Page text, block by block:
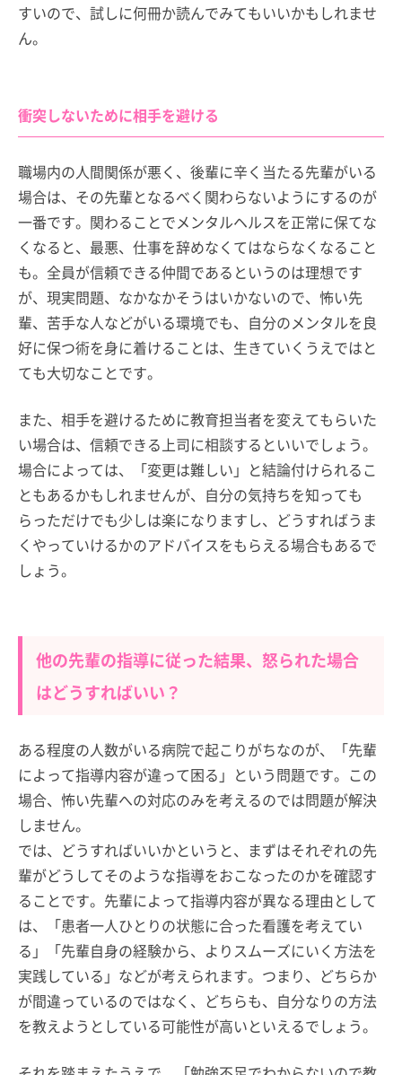
すいので、試しに何冊か読んでみてもいいかもしれませ
ん。
衝突しないために相手を避ける
職場内の人間関係が悪く、後輩に辛く当たる先輩がいる
場合は、その先輩となるべく関わらないようにするのが
一番です。関わることでメンタルヘルスを正常に保てな
くなると、最悪、仕事を辞めなくてはならなくなること
も。全員が信頼できる仲間であるというのは理想です
が、現実問題、なかなかそうはいかないので、怖い先
輩、苦手な人などがいる環境でも、自分のメンタルを良
好に保つ術を身に着けることは、生きていくうえではと
ても大切なことです。
また、相手を避けるために教育担当者を変えてもらいた
い場合は、信頼できる上司に相談するといいでしょう。
場合によっては、「変更は難しい」と結論付けられるこ
ともあるかもしれませんが、自分の気持ちを知っても
らっただけでも少しは楽になりますし、どうすればうま
くやっていけるかのアドバイスをもらえる場合もあるで
しょう。
他の先輩の指導に従った結果、怒られた場合
はどうすればいい？
ある程度の人数がいる病院で起こりがちなのが、「先輩
によって指導内容が違って困る」という問題です。この
場合、怖い先輩への対応のみを考えるのでは問題が解決
しません。
では、どうすればいいかというと、まずはそれぞれの先
輩がどうしてそのような指導をおこなったのかを確認す
ることです。先輩によって指導内容が異なる理由として
は、「患者一人ひとりの状態に合った看護を考えてい
る」「先輩自身の経験から、よりスムーズにいく方法を
実践している」などが考えられます。つまり、どちらか
が間違っているのではなく、どちらも、自分なりの方法
を教えようとしている可能性が高いといえるでしょう。